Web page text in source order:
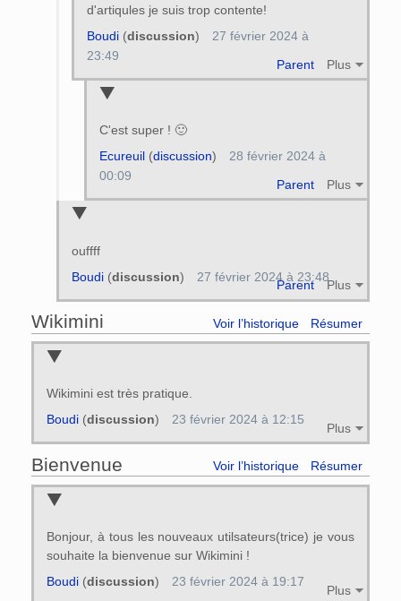
d'artiqules je suis trop contente!
Parent Plus
Boudi(discussion)
27 février 2024 à
23:49
C'est super ! 🙂
Parent Plus
Ecureuil(discussion)
28 février 2024 à
00:09
ouffff
Parent Plus
Boudi(discussion) 27 février 2024 à 23:48
Wikimini Voir l’historique Résumer
Wikimini est très pratique.
Plus
Boudi(discussion) 23 février 2024 à 12:15
Bienvenue Voir l’historique Résumer
Bonjour, à tous les nouveaux utilsateurs(trice) je vous
souhaite la bienvenue sur Wikimini !
Plus
Boudi(discussion) 23 février 2024 à 19:17